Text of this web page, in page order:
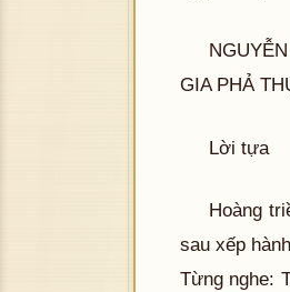
GIA PHẢ
Lời tựa
Hoàng
sau xếp
Từng nghe: